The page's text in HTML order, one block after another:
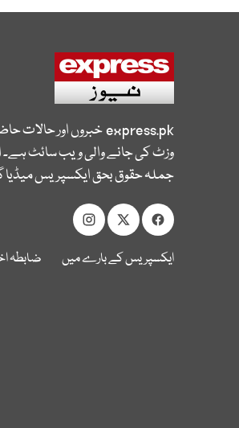
express.pkخبروں اور حالات
وزٹ کی جانے والی ویب سائٹ ہے۔
جملہ حقوق بحق ایکسپریس میڈیا
ایکسپریس کے بارے میں ضابطہ